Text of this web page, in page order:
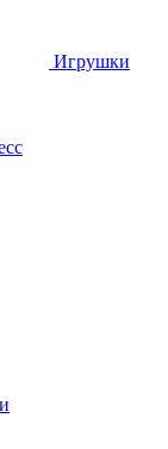
Игрушки